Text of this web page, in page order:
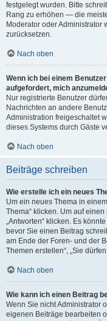
festgelegt wurden. Bitte
Rang zu erhöhen — die
Moderator oder Administrator
zurücksetzen.
Nach oben
Wenn ich bei einem
aufgefordert, mich
Nur registrierte Benutzer
Nachrichten an andere
Administration freigeschaltet
dieses Systems durch Gäste
Nach oben
Beiträge schreiben
Wie erstelle ich ein neues
Um ein neues Thema in
Thema“ klicken. Um auf
„Antworten“ klicken. Es
bevor Sie einen Beitrag
am Ende der Foren- und der
Themen erstellen“, „Sie
Nach oben
Wie kann ich einen Beitrag
Wenn Sie nicht Administrator
eigenen Beiträge bearbeiten